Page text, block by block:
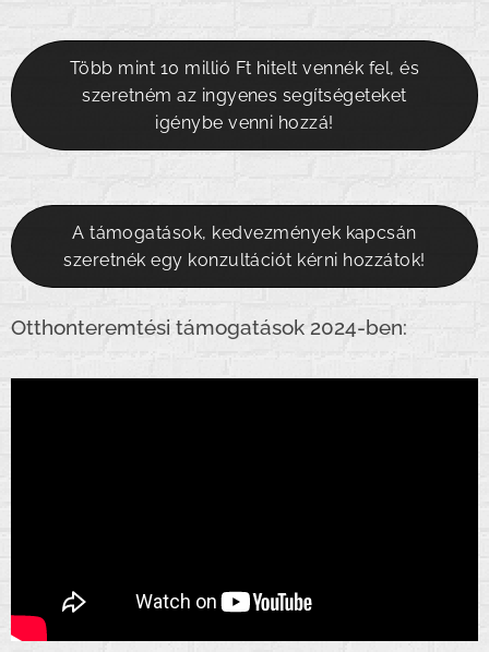
Több mint 10 millió Ft hitelt vennék fel, és
szeretném az ingyenes segítségeteket
igénybe venni hozzá!
A támogatások, kedvezmények kapcsán
szeretnék egy konzultációt kérni hozzátok!
Otthonteremtési támogatások 2024-ben: